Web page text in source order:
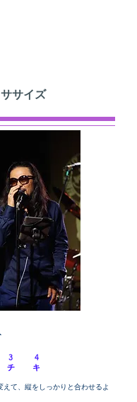
サイズ
4
キ
えて、縦をしっかりと合わせるよ